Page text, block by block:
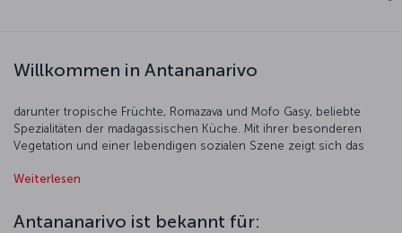
Willkommen in Antananarivo
darunter tropische Früchte, Romazava und Mofo Gasy, beliebte
Spezialitäten der madagassischen Küche. Mit ihrer besonderen
Vegetation und einer lebendigen sozialen Szene zeigt sich das
Palast und in den gepflasterten Straßen mit Spuren der
der Königshügel von Ambohimanga, eine UNESCO-Welterbestätte
Weiterlesen
Antananarivo ist bekannt für: